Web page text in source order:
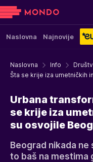
Naslovna Najnovije
Naslovna Info
Šta se krije iza umetničkih
Urbana
se krije iza
su osvojile
Beograd nikada
to baš na mestima